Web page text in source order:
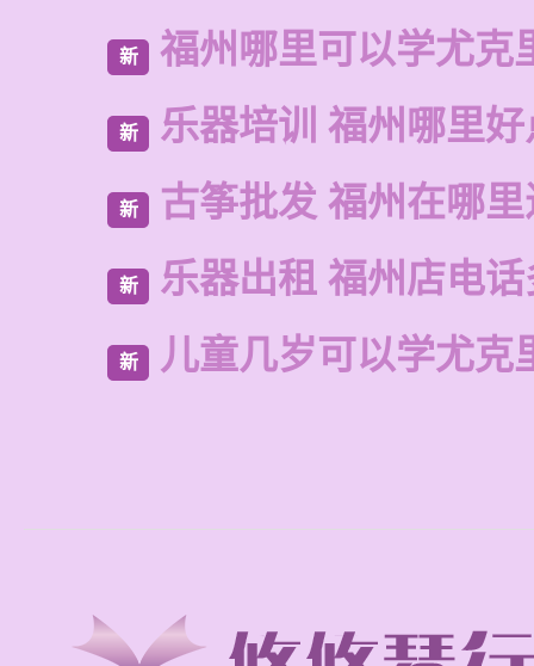
新 福州哪里可以学尤克
新 乐器培训 福州哪里
新 古筝批发 福州在哪
新 乐器出租 福州店电
新 儿童几岁可以学尤克